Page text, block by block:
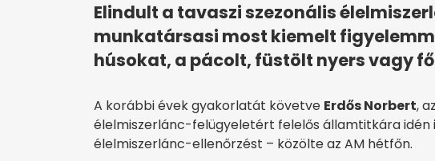
Elindult a tavaszi szezonális
munkatársasi most kiemelt
húsokat, a pácolt, füstölt nyers vagy
A korábbi évek gyakorlatát követve Erdős Norbert,
élelmiszerlánc-felügyeletért felelős államtitkára idén
élelmiszerlánc-ellenőrzést – közölte az AM hétfőn.